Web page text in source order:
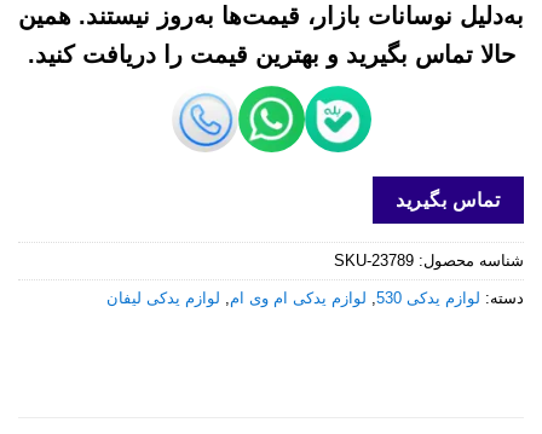
به‌دلیل نوسانات بازار، قیمت‌ها به‌روز نیستند. همین
حالا تماس بگیرید و بهترین قیمت را دریافت کنید.
تماس بگیرید
شناسه محصول: SKU-23789
دسته: لوازم یدکی 530 , لوازم یدکی ام وی ام, لوازم یدکی لیفان